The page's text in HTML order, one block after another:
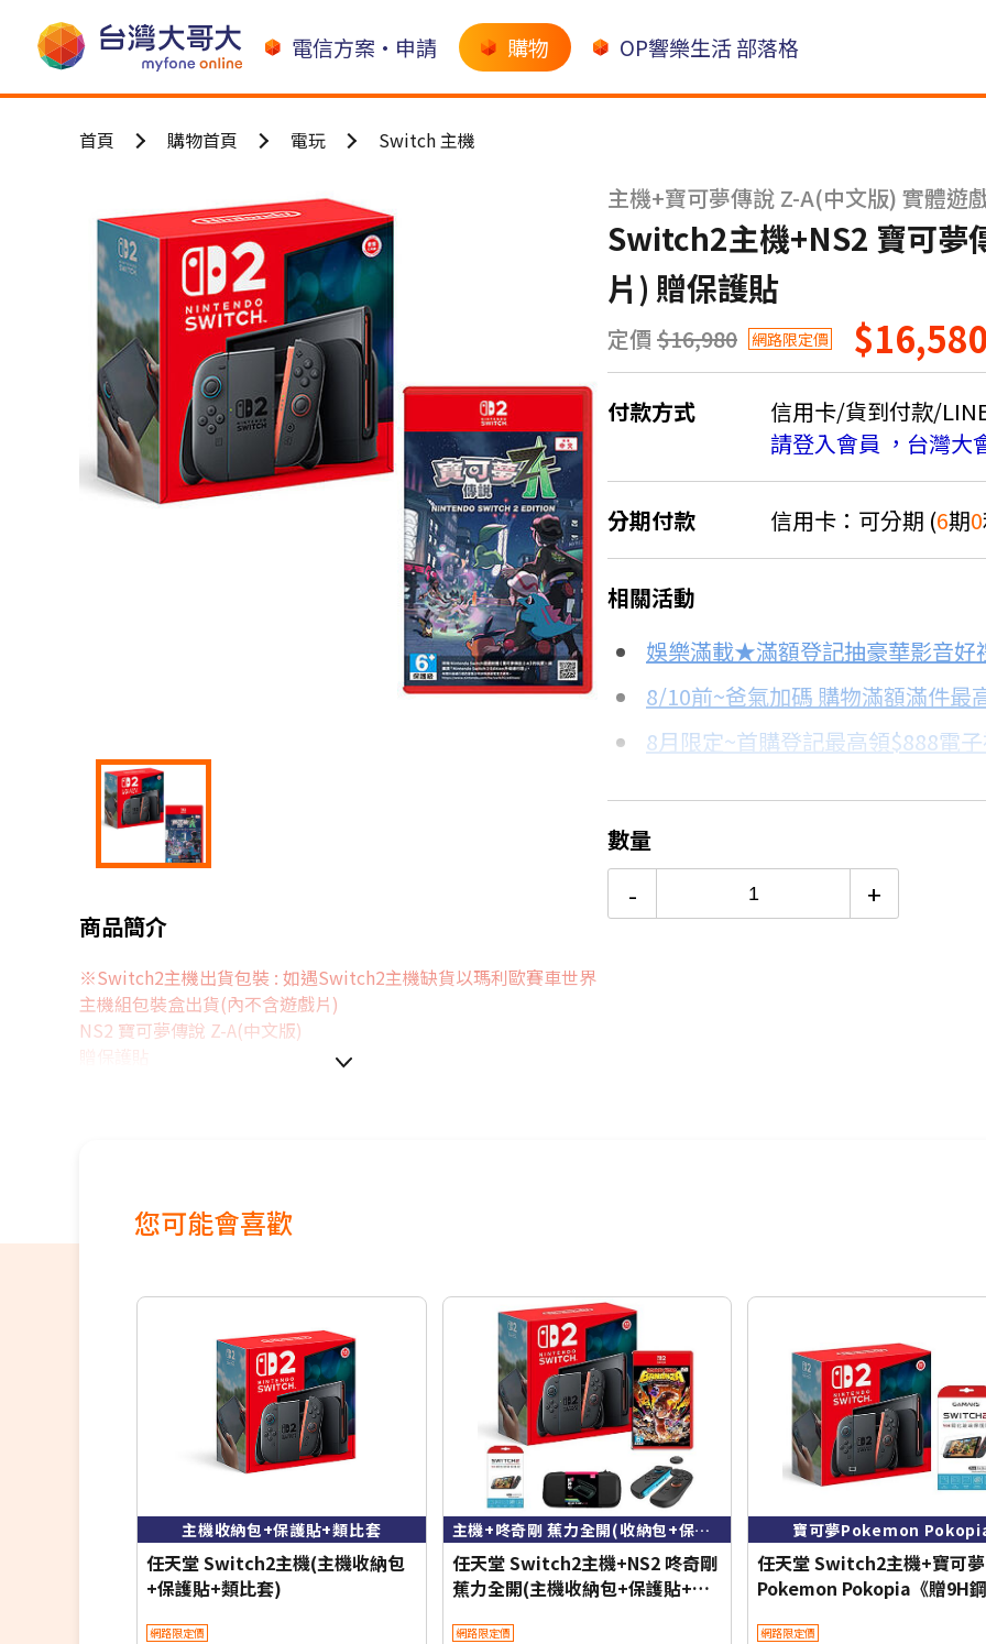
電信方案•申請 購物 OP響樂生活 部落格
首頁 購物首頁 電玩 Switch 主機
商品簡介
※Switch2主機出貨包裝 : 如遇Switch2主機缺貨以瑪利歐賽車世界
主機組包裝盒出貨(內不含遊戲片)
NS2 寶可夢傳說 Z-A(中文版)
贈保護貼
主機+寶可夢傳說 Z-A(中文版) 實體遊
Switch2主機+NS2 寶可夢
片) 贈保護貼
定價 $16,980 網路限定價 $16,580
付款方式
信用卡/貨到付款/
請登入會員 ，台灣大
分期付款 信用卡：可分期 (6期0
＊實際可分期數、適用利率，請以購
信用卡分期
分期數
3期 0利率
每期金額
$5,526
$1,478
相關活動
娛樂滿載★滿額登記抽豪華影音好
8/10前~爸氣加碼 購物滿額滿件最
8月限定~首購登記最高領$888電
更多信用卡分期0利率滿額享回饋
Switch OLED 與 Switch主機規格
數量
- +
您可能會喜歡
主機收納包+保護貼+類比套
任天堂 Switch2主機(主機收納包
+保護貼+類比套)
網路限定價
主機+咚奇剛 蕉力全開(收納包+保護貼+類比套)
任天堂 Switch2主機+NS2 咚奇剛
蕉力全開(主機收納包+保護貼+類
網路限定價
寶可夢Pokemon
任天堂 Switch2主機+寶可夢
Pokemon Pokopia《贈9H
網路限定價